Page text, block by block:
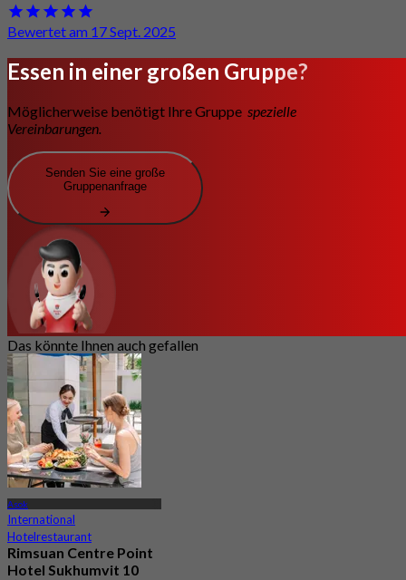
Bewertet am 17 Sept. 2025
Essen in einer großen Gruppe?
Möglicherweise benötigt Ihre Gruppe spezielle
Vereinbarungen.
Senden Sie eine große
Gruppenanfrage
Das könnte Ihnen auch gefallen
Asok
International
Hotelrestaurant
Rimsuan Centre Point
Hotel Sukhumvit 10